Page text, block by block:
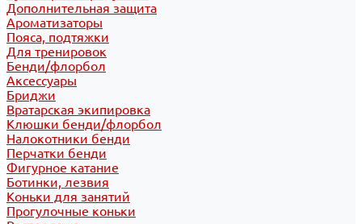
Дополнительная защита
Ароматизаторы
Пояса, подтяжки
Для тренировок
Бенди/флорбол
Аксессуары
Бриджи
Вратарская экипировка
Клюшки бенди/флорбол
Налокотники бенди
Перчатки бенди
Фигурное катание
Ботинки, лезвия
Коньки для занятий
Прогулочные коньки